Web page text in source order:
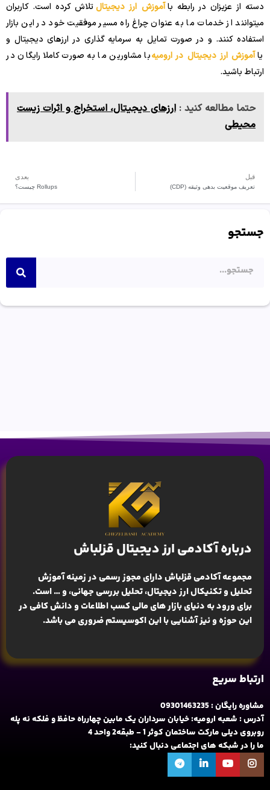
دسته از عزیزان در رابطه باآموزش ارز دیجیتالتلاش کرده است. کاربران
میتوانند از خدمات ما به عنوان چراغ راه مسیر موفقیت خود در این بازار
استفاده کنند. و در صورت تمایل به سرمایه گذاری در ارزهای دیجیتال و
یاآموزش ارز دیجیتال در ارومیهبا مشاورین ما به صورت کاملا رایگان در
ارتباط باشید.
حتما مطالعه کنید : ارزهای دیجیتال، استخراج و اثرات زیست
محیطی
قبل
تعریف موقعیت بدهی وثیقه (CDP)
بعدی
Rollups چیست؟
جستجو
درباره آکادمی ارز دیجیتال قزلباش
مجموعه آکادمی قزلباش دارای مجوز رسمی در زمینهآموزش
تحلیل و تکنیکال ارز دیجیتال، تحلیل بررسی جهانی، و … است.
برای ورود به دنیای بازار های مالی کسب اطلاعات و دانش کافی در
این حوزه و نیز آشنایی با این اکوسیستم ضروری می باشد.
ارتباط سریع
مشاوره رایگان : 09301463235
آدرس : شعبه ارومیه: خیابان سرداران یک مابین چهارراه حافظ و فلکه نه پله
روبروی دیلی مارکت ساختمان کوثر 1 - طبقه2 واحد 4
ما را در شبکه های اجتماعی دنبال کنید: